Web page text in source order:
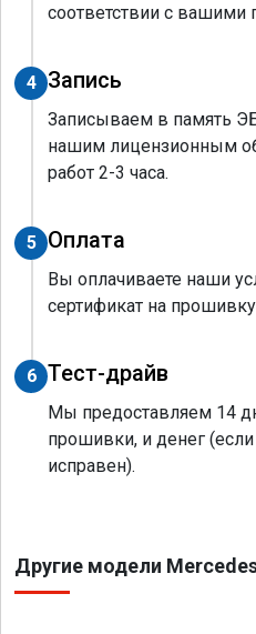
соответствии с вашими
4 Запись
Записываем в память
нашим лицензионным
работ 2-3 часа.
5 Оплата
Вы оплачиваете наши
сертификат на
6 Тест-драйв
Мы предоставляем 14
прошивки, и денег
исправен).
Другие модели